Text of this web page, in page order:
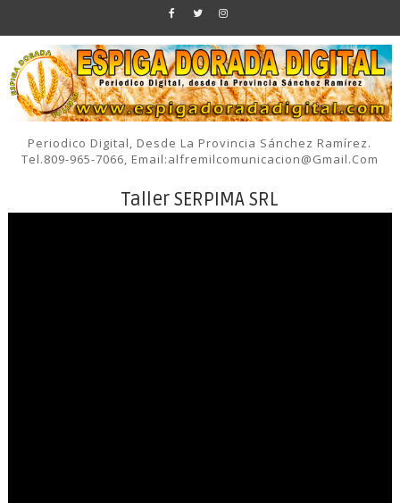
Periodico Digital, Desde La Provincia Sánchez Ramírez.
Tel.809-965-7066, Email:alfremilcomunicacion@gmail.com
Taller SERPIMA SRL